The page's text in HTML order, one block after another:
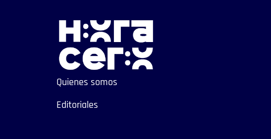
Quienes somos
Editoriales